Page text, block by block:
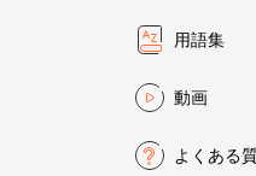
用語集
動画
よくある